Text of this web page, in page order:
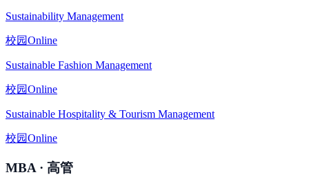
Sustainability Management
校园Online
Sustainable Fashion Management
校园Online
Sustainable Hospitality & Tourism Management
校园Online
MBA · 高管